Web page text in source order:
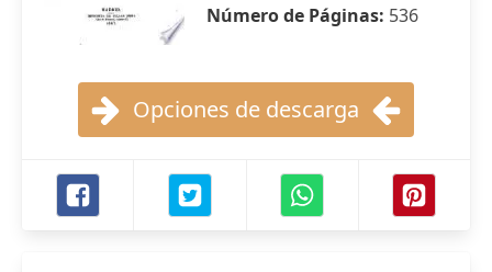
Número de Páginas: 536
Opciones de descarga